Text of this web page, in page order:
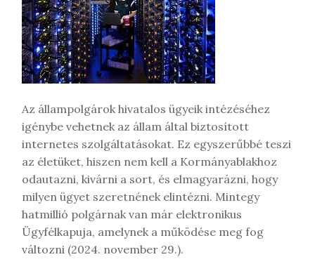
g
y
z
é
s
Az állampolgárok hivatalos ügyeik intézéséhez
igénybe vehetnek az állam által biztosított
internetes szolgáltatásokat. Ez egyszerűbbé teszi
az életüket, hiszen nem kell a Kormányablakhoz
odautazni, kivárni a sort, és elmagyarázni, hogy
milyen ügyet szeretnének elintézni. Mintegy
hatmillió polgárnak van már elektronikus
Ügyfélkapuja, amelynek a működése meg fog
változni (2024. november 29.).